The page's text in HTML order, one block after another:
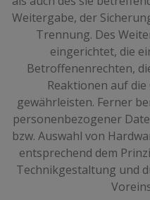
Weitergabe, der
Trennung. Des
eingerichtet, die
Betroffenenrechten,
Reaktionen auf
gewährleisten. Ferner
personenbezogener
bzw. Auswahl von
entsprechend dem
Technikgestaltung und